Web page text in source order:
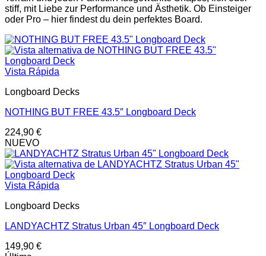
stiff, mit Liebe zur Performance und Ästhetik. Ob Einsteiger
oder Pro – hier findest du dein perfektes Board.
Vista Rápida
Longboard Decks
NOTHING BUT FREE 43.5″ Longboard Deck
224,90 €
NUEVO
Vista Rápida
Longboard Decks
LANDYACHTZ Stratus Urban 45″ Longboard Deck
149,90 €